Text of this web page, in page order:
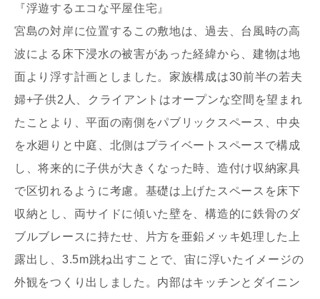
『浮遊するエコな平屋住宅』
宮島の対岸に位置するこの敷地は、過去、台風時の高
波による床下浸水の被害があった経緯から、建物は地
面より浮す計画としました。家族構成は30前半の若夫
婦+子供2人、クライアントはオープンな空間を望まれ
たことより、平面の南側をパブリックスペース、中央
を水廻りと中庭、北側はプライベートスペースで構成
し、将来的に子供が大きくなった時、造付け収納家具
で区切れるように考慮。基礎は上げたスペースを床下
収納とし、両サイドに傾いた壁を、構造的に鉄骨のダ
ブルブレースに持たせ、片方を亜鉛メッキ処理した上
露出し、3.5m跳ね出すことで、宙に浮いたイメージの
外観をつくり出しました。内部はキッチンとダイニン